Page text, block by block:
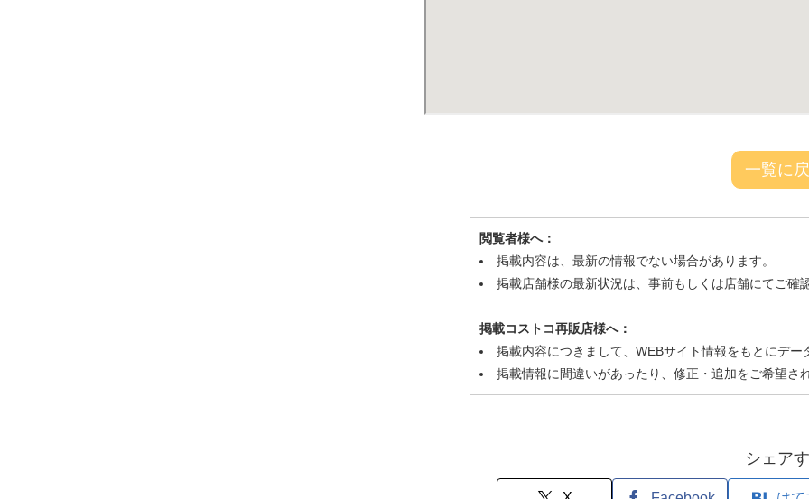
一覧に
閲覧者様へ：
掲載内容は、最新の情報でない場合があります。
掲載店舗様の最新状況は、事前もしくは店舗にてご確
掲載コストコ再販店様へ：
掲載内容につきまして、WEBサイト情報をもとにデー
掲載情報に間違いがあったり、修正・追加をご希望さ
シェア